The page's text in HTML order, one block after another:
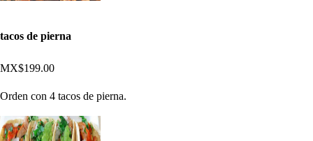
tacos de pierna
MX$199.00
Orden con 4 tacos de pierna.